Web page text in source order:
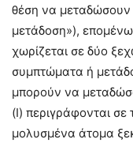
θέση να μεταδώσουν
μετάδοση»),
χωρίζεται σε δύο
συμπτώματα ή
μπορούν να
(Ι) περιγράφονται σε
μολυσμένα άτομα